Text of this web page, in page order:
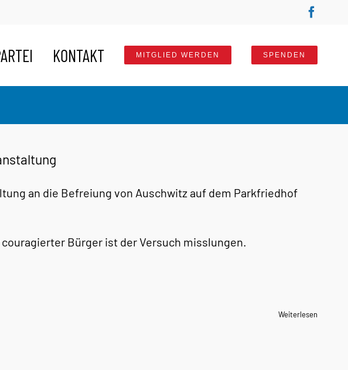
KONTAKT MITGLIED WERDEN SPENDEN
an die Befreiung von Auschwitz auf dem Parkfriedhof
Bürger ist der Versuch misslungen.
Weiterlesen